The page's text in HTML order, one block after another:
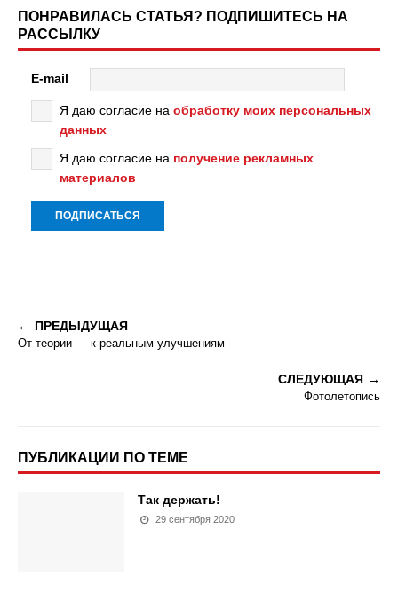
ПОНРАВИЛАСЬ СТАТЬЯ? ПОДПИШИТЕСЬ НА
РАССЫЛКУ
E-mail
Я даю согласие на обработку моих персональных
данных
Я даю согласие на получение рекламных
материалов
ПРЕДЫДУЩАЯ
От теории — к реальным улучшениям
СЛЕДУЮЩАЯ
Фотолетопись
ПУБЛИКАЦИИ ПО ТЕМЕ
Так держать!
29 сентября 2020